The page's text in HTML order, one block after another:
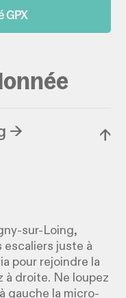
GPX
→
↓
sur-Loing,
escaliers juste à
pour rejoindre la
à droite. Ne loupez
gauche la micro-